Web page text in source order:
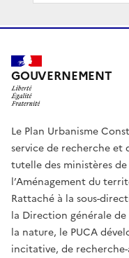
GOUVERNEMENT
Le Plan Urbanisme
service de recherche et
tutelle des ministères
l’Aménagement du
Rattaché à la sous-
la Direction générale de
la nature, le PUCA
incitative, de